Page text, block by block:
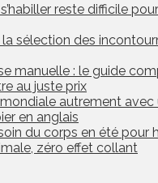
reste difficile
la sélection des
manuelle : le guide
au juste prix
mondiale autrement avec
en anglais
du corps en été pour
zéro effet collant